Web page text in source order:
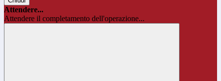
Attendere...
Attendere il completamento dell'operazione...